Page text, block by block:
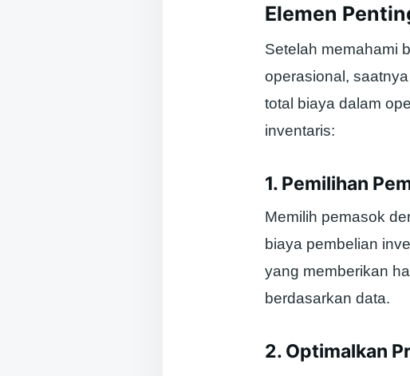
Elemen
Setelah memahami
operasional,
total biaya dalam
inventaris:
1. Pemilihan
Memilih pemasok
biaya pembelian
yang memberikan
berdasarkan data.
2. Optimalkan